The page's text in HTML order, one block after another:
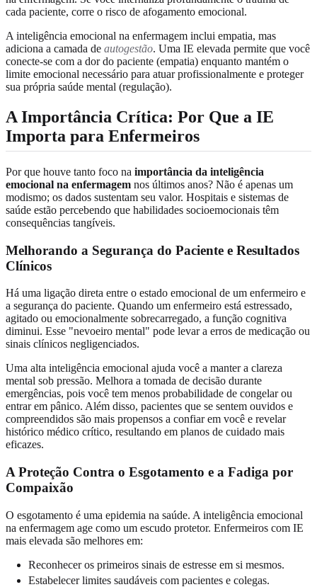
cada paciente, corre o risco de afogamento emocional.
A inteligência emocional na enfermagem inclui empatia, mas
adiciona a camada de autogestão. Uma IE elevada permite que você
conecte-se com a dor do paciente (empatia) enquanto mantém o
limite emocional necessário para atuar profissionalmente e proteger
sua própria saúde mental (regulação).
A Importância Crítica: Por Que a IE
Importa para Enfermeiros
Por que houve tanto foco na importância da inteligência
emocional na enfermagem nos últimos anos? Não é apenas um
modismo; os dados sustentam seu valor. Hospitais e sistemas de
saúde estão percebendo que habilidades socioemocionais têm
consequências tangíveis.
Melhorando a Segurança do Paciente e Resultados
Clínicos
Há uma ligação direta entre o estado emocional de um enfermeiro e
a segurança do paciente. Quando um enfermeiro está estressado,
agitado ou emocionalmente sobrecarregado, a função cognitiva
diminui. Esse "nevoeiro mental" pode levar a erros de medicação ou
sinais clínicos negligenciados.
Uma alta inteligência emocional ajuda você a manter a clareza
mental sob pressão. Melhora a tomada de decisão durante
emergências, pois você tem menos probabilidade de congelar ou
entrar em pânico. Além disso, pacientes que se sentem ouvidos e
compreendidos são mais propensos a confiar em você e revelar
histórico médico crítico, resultando em planos de cuidado mais
eficazes.
A Proteção Contra o Esgotamento e a Fadiga por
Compaixão
O esgotamento é uma epidemia na saúde. A inteligência emocional
na enfermagem age como um escudo protetor. Enfermeiros com IE
mais elevada são melhores em:
Reconhecer os primeiros sinais de estresse em si mesmos.
Estabelecer limites saudáveis com pacientes e colegas.